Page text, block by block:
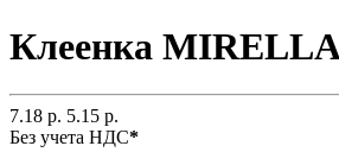
Клеенка
7.18 р. 5.15 р.
Без учета НДС*